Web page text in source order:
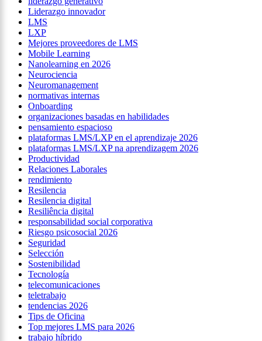
Liderazgo innovador
LMS
LXP
Mejores proveedores de LMS
Mobile Learning
Nanolearning en 2026
Neurociencia
Neuromanagement
normativas internas
Onboarding
organizaciones basadas en habilidades
pensamiento espacioso
plataformas LMS/LXP en el aprendizaje 2026
plataformas LMS/LXP na aprendizagem 2026
Productividad
Relaciones Laborales
rendimiento
Resilencia
Resilencia digital
Resiliência digital
responsabilidad social corporativa
Riesgo psicosocial 2026
Seguridad
Selección
Sostenibilidad
Tecnología
telecomunicaciones
teletrabajo
tendencias 2026
Tips de Oficina
Top mejores LMS para 2026
trabajo híbrido